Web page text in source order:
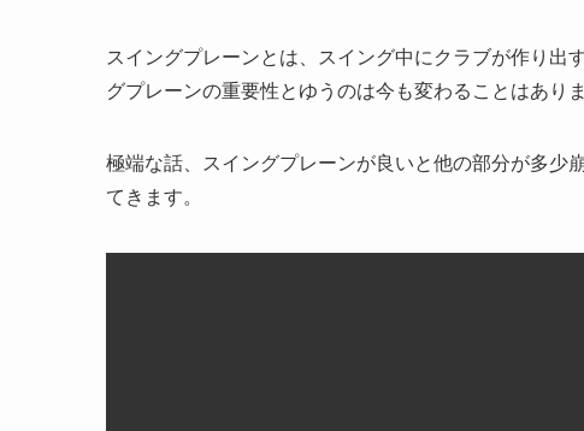
スイングプレーンとは、スイング中にクラブが作り出
グプレーンの重要性とゆうのは今も変わることはありま
極端な話、スイングプレーンが良いと他の部分が多少
てきます。